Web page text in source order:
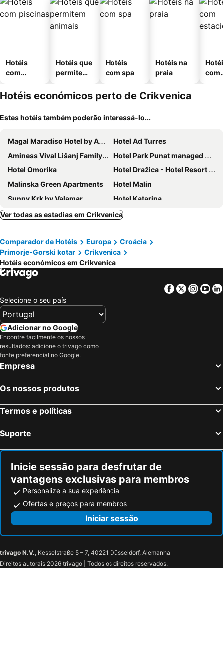
Hotéis
com
Hotéis que
permitem
Hotéis
com spa
Hotéis na
praia
com
Hotéis económicos perto de Crikvenica
Estes hotéis também poderão interessá-lo...
Magal Maradiso Hotel by Aminess
Hotel Ad Turres
Aminess Vival Lišanj Family Hotel
Hotel Park Punat managed by Falkensteiner
Hotel Omorika
Hotel Dražica - Hotel Resort Dražica
Malinska Green Apartments
Hotel Malin
Sunny Krk by Valamar
Hotel Katarina
Pansion Ruža
Hotel Verbenicum
Villa Tamaris - Hotel Resort Dražica
Hotel Miramare
Hotel Kvarner Palace
Mediteran Maradiso Hotel by Aminess
Hotel Vila Ruzica
Hotel Millenium deluxe
Hotel Selce
Uvala Scott
Mobile Homes Mediteran Campsite Klenovica
Ver todas as estadias em Crikvenica
Comparador de Hotéis Europa
Croácia
Primorje-Gorski kotar
Crikvenica
Hotéis económicos em Crikvenica
Facebook
Twitter
Selecione o seu país
Adicionar no Google
Encontre facilmente os nossos
resultados: adicione o trivago como
fonte preferencial no Google.
Empresa
Os nossos produtos
Termos e políticas
Suporte
Inicie sessão para desfrutar de
vantagens exclusivas para membros
Personalize a sua experiência
Ofertas e preços para membros
Iniciar sessão
trivago N.V., Kesselstraße 5 – 7, 40221 Düsseldorf, Alemanha
Direitos autorais 2026 trivago | Todos os direitos reservados.